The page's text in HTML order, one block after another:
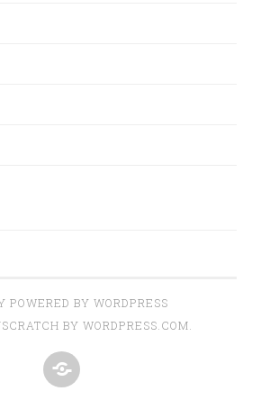
POWERED BY WORDPRESS
BY WORDPRESS.COM